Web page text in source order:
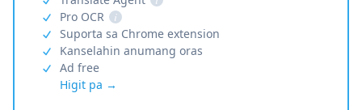
Pro OCR
i
Suporta sa Chrome extension
Kanselahin anumang oras
Ad free
Higit pa →